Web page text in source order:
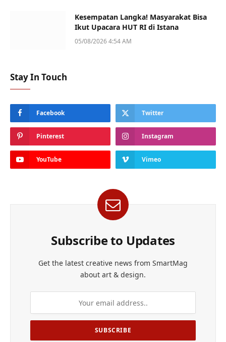
Kesempatan Langka! Masyarakat Bisa
Ikut Upacara HUT RI di Istana
05/08/2026 4:54 AM
Stay In Touch
Facebook Twitter
Pinterest Instagram
YouTube Vimeo
Subscribe to Updates
Get the latest creative news from SmartMag
about art & design.